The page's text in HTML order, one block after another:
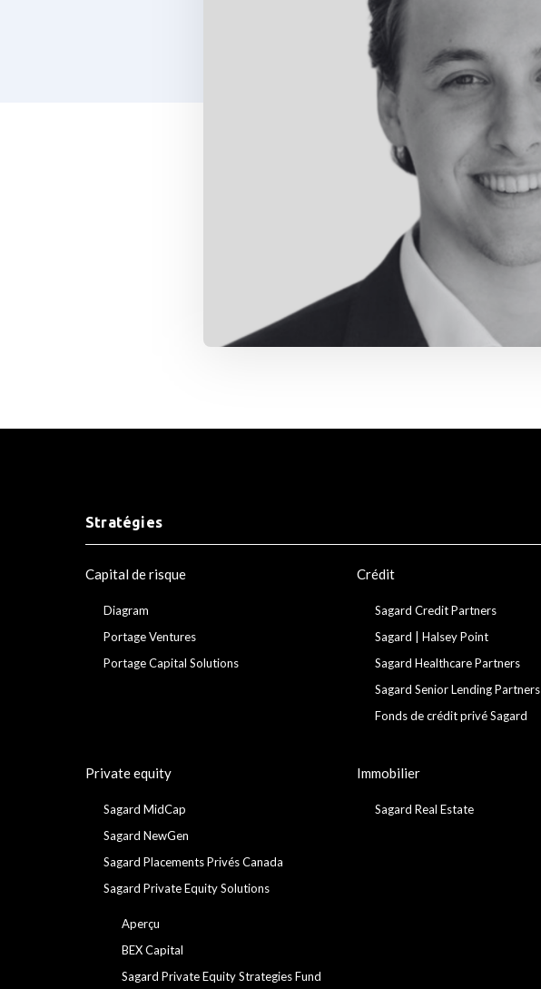
Stratégies
Capital de risque
Diagram
Portage Ventures
Portage Capital Solutions
Crédit
Sagard Credit Partners
Sagard | Halsey Point
Sagard Healthcare Partners
Sagard Senior Lending Partners
Fonds de crédit privé Sagard
Private equity
Sagard MidCap
Sagard NewGen
Sagard Placements Privés Canada
Sagard Private Equity Solutions
Aperçu
BEX Capital
Sagard Private Equity Strategies Fund
Immobilier
Sagard Real Estate